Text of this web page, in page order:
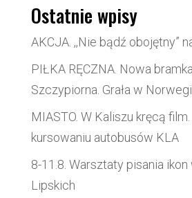
Ostatnie wpisy
AKCJA. ,,Nie bądź obojętny”
PIŁKA RĘCZNA. Nowa
Szczypiorna. Grała w
MIASTO. W Kaliszu kręcą
kursowaniu autobusów KLA
8-11.8. Warsztaty pisania ikon
Lipskich